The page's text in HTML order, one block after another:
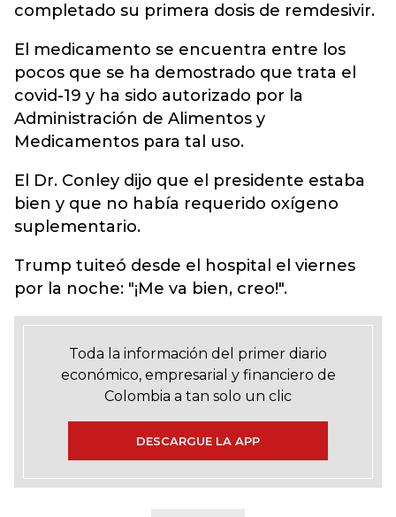
completado su primera dosis de remdesivir.
El medicamento se encuentra entre los
pocos que se ha demostrado que trata el
covid-19 y ha sido autorizado por la
Administración de Alimentos y
Medicamentos para tal uso.
El Dr. Conley dijo que el presidente estaba
bien y que no había requerido oxígeno
suplementario.
Trump tuiteó desde el hospital el viernes
por la noche: "¡Me va bien, creo!".
Toda la información del primer diario
económico, empresarial y financiero de
Colombia a tan solo un clic
DESCARGUE LA APP